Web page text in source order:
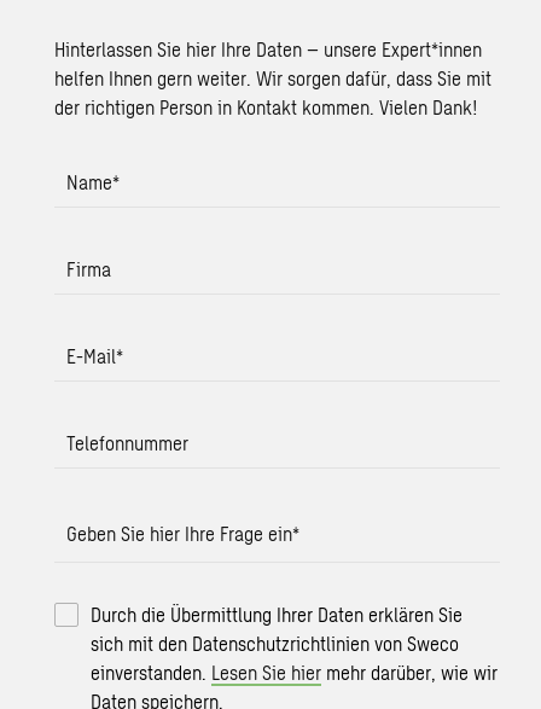
Hinterlassen Sie hier Ihre Daten – unsere Expert*innen
helfen Ihnen gern weiter. Wir sorgen dafür, dass Sie mit
der richtigen Person in Kontakt kommen. Vielen Dank!
Name*
Firma
E-Mail*
Telefonnummer
Geben Sie hier Ihre Frage ein*
Durch die Übermittlung Ihrer Daten erklären Sie
sich mit den Datenschutzrichtlinien von Sweco
einverstanden. Lesen Sie hier mehr darüber, wie wir
Daten speichern.